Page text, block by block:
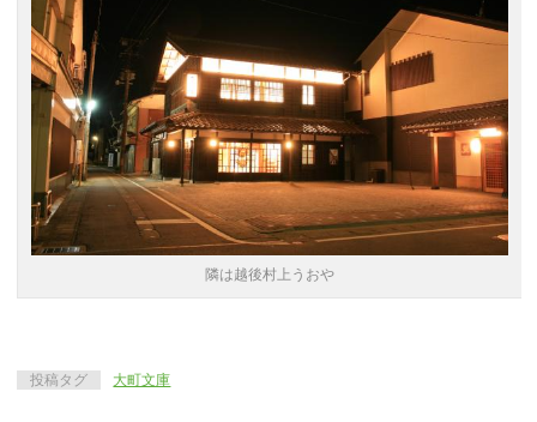
隣は越後村上うおや
投稿タグ 大町文庫